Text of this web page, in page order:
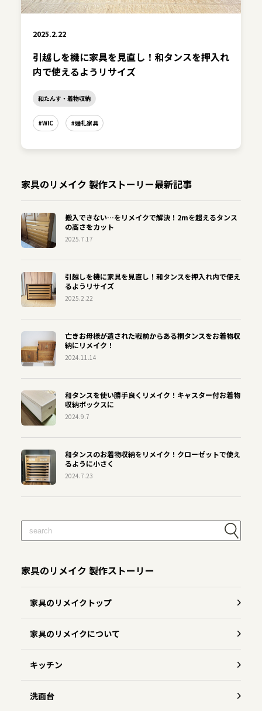
2025.2.22
引越しを機に家具を見直し！和タンスを押入れ
内で使えるようリサイズ
和たんす・着物収納
#WIC #婚礼家具
家具のリメイク 製作ストーリー最新記事
搬入できない…をリメイクで解決！2mを超えるタンス
の高さをカット
2025.7.17
引越しを機に家具を見直し！和タンスを押入れ内で使え
るようリサイズ
2025.2.22
亡きお母様が遺された戦前からある桐タンスをお着物収
納にリメイク！
2024.11.14
和タンスを使い勝手良くリメイク！キャスター付お着物
収納ボックスに
2024.9.7
和タンスのお着物収納をリメイク！クローゼットで使え
るように小さく
2024.7.23
家具のリメイク 製作ストーリー
家具のリメイクトップ
家具のリメイクについて
キッチン
洗面台